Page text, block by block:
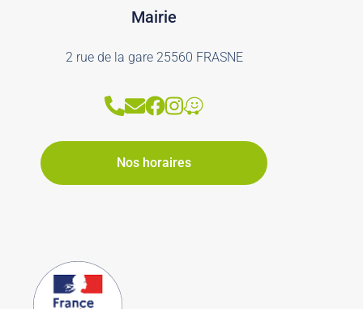
Mairie
2 rue de la gare 25560 FRASNE
Nos horaires